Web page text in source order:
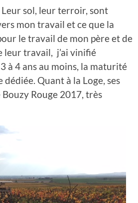
Leur sol, leur terroir, sont
mon travail et ce que la
le travail de mon père et de
leur travail, j’ai vinifié
à 4 ans au moins, la maturité
Quant à la Loge, ses
Rouge 2017, très